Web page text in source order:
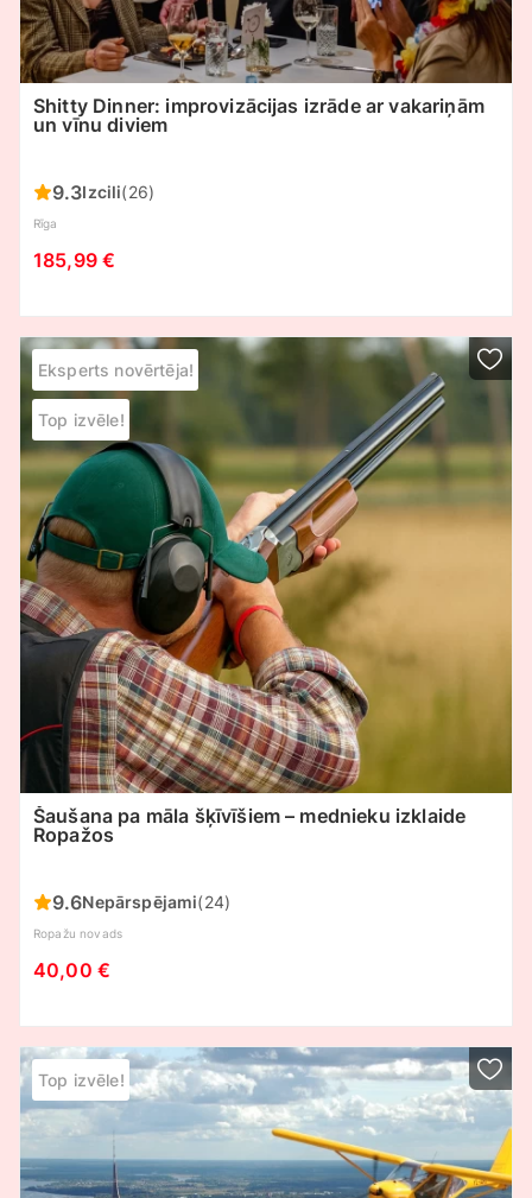
Shitty Dinner: improvizācijas izrāde ar vakariņām
un vīnu diviem
9.3Izcili(26)
Rīga
185,99 €
Eksperts novērtēja!
Top izvēle!
Šaušana pa māla šķīvīšiem – mednieku izklaide
Ropažos
9.6Nepārspējami(24)
Ropažu novads
40,00 €
Top izvēle!